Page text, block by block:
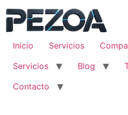
contenido
Inicio
Servicios
Servicios
Blog
Contacto